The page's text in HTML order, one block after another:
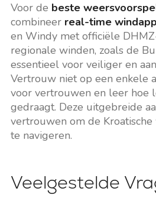
Voor de beste
combineer real-time
en Windy met officiële
regionale winden, zoals de
essentieel voor veiliger en
Vertrouw niet op een enkele
voor vertrouwen en leer hoe
gedraagt. Deze uitgebreide
vertrouwen om de
te navigeren.
Veelgestelde